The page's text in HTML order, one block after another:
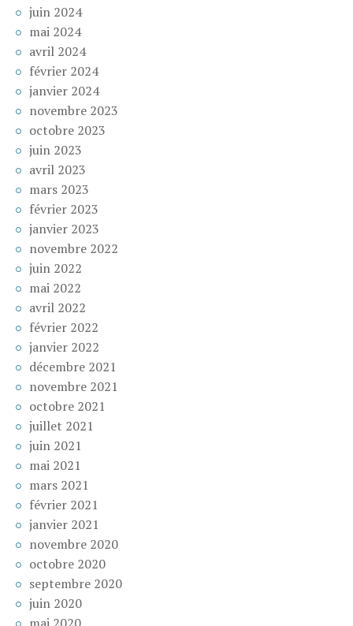
juin 2024
mai 2024
avril 2024
février 2024
janvier 2024
novembre 2023
octobre 2023
juin 2023
avril 2023
mars 2023
février 2023
janvier 2023
novembre 2022
juin 2022
mai 2022
avril 2022
février 2022
janvier 2022
décembre 2021
novembre 2021
octobre 2021
juillet 2021
juin 2021
mai 2021
mars 2021
février 2021
janvier 2021
novembre 2020
octobre 2020
septembre 2020
juin 2020